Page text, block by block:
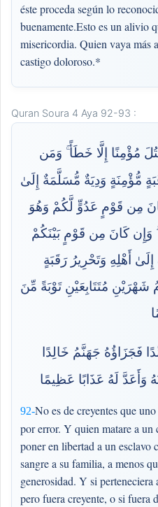
éste proceda según lo
buenamente.Esto es un alivio
misericordia. Quien vaya más
castigo doloroso.*
Quran Soura 4 Aya 92-93 :
مُؤْمِنًا إِلَّا خَطَأً ۚ وَمَن
مُّؤْمِنَةٍ وَدِيَةٌ مُّسَلَّمَةٌ إِلَىٰ
مِن قَوْمٍ عَدُوٍّ لَّكُمْ وَهُوَ
وَإِن كَانَ مِن قَوْمٍ بَيْنَكُمْ
أَهْلِهِ وَتَحْرِيرُ رَقَبَةٍ
مُتَتَابِعَيْنِ تَوْبَةً مِّنَ
92-No es de creyentes que
por error. Y quien matare a un
poner en libertad a un esclavo
sangre a su familia, a menos
generosidad. Y si perteneciera
pero fuera creyente, o si fuera
فَجَزَاؤُهُ جَهَنَّمُ خَالِدًا
وَأَعَدَّ لَهُ عَذَابًا عَظِيمًا